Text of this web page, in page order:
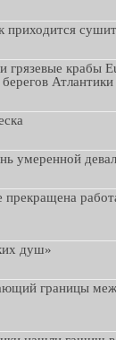
приходится
грязевые крабы
Атлантики
умеренной
прекращена
душ»
границы